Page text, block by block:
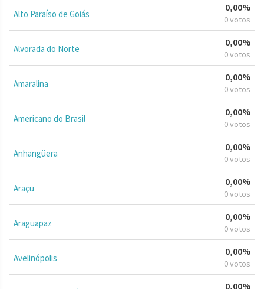
Alto Paraíso de Goiás
0,00%
0 votos
Alvorada do Norte
0,00%
0 votos
Amaralina
0,00%
0 votos
Americano do Brasil
0,00%
0 votos
Anhangüera
0,00%
0 votos
Araçu
0,00%
0 votos
Araguapaz
0,00%
0 votos
Avelinópolis
0,00%
0 votos
0,00%